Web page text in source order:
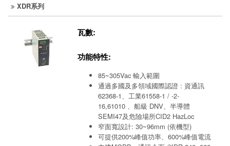
XDR系列
瓦數:
功能特性:
85~305Vac 輸入範圍
通過多國及多領域國際認證 : 資通訊
62368-1、工業61558-1 / -2-
16,61010 、船級 DNV、半導體
SEMI47及危險場所CID2 HazLoc
窄面寬設計: 30~96mm (依機型)
可提供200%峰值功率、600%峰值電流